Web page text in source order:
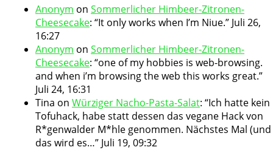
Anonym on Sommerlicher Himbeer-Zitronen-
Cheesecake: “It only works when I’m Niue.” Juli 26,
16:27
Anonym on Sommerlicher Himbeer-Zitronen-
Cheesecake: “one of my hobbies is web-browsing.
and when i’m browsing the web this works great.”
Juli 24, 16:31
Tina on Würziger Nacho-Pasta-Salat: “Ich hatte kein
Tofuhack, habe statt dessen das vegane Hack von
R*genwalder M*hle genommen. Nächstes Mal (und
das wird es…” Juli 19, 09:32